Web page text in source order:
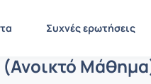
Συχνές ερωτήσεις
Σχέδιο (Ανοικτό Μάθημα)
Σχέδιο
(Ανοικτό